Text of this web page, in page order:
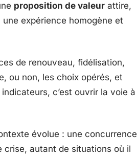
proposition de valeur attire,
expérience homogène et
de renouveau, fidélisation,
ou non, les choix opérés, et
c’est ouvrir la voie à
évolue : une concurrence
crise, autant de situations où il